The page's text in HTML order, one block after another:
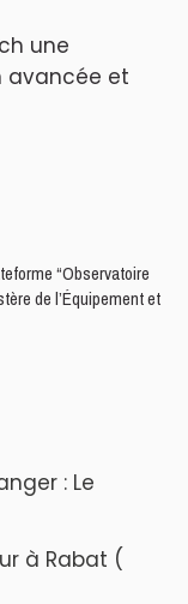
une
avancée et
“Observatoire
de l’Équipement et
: Le
à Rabat (